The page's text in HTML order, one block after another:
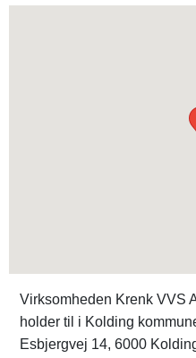
Virksomheden Krenk VVS
holder til i Kolding
Esbjergvej 14, 6000